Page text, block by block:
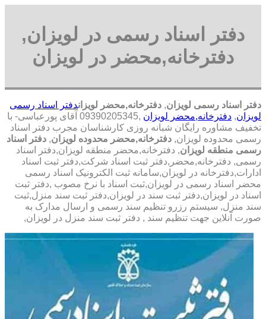
دفتر اسناد رسمی در لویزان,
دفترخانه,محضر در لویزان
دفتر اسناد رسمی لویزان, دفترخانه,محضر لویزاندفتر اسناد رسمی
لویزان, دفترخانه,محضر لویزان
,09390205345 آقای پورعباسی- با
تخفیف مشاوره رايگان شبانه روزی کارشناسان مجرب دفتر اسناد
رسمی محدوده لویزان, دفترخانه,محضر محدوده لویزان, دفتر اسناد
رسمی منطقه لویزان, دفترخانه,محضر منطقه لویزان,دفتر اسناد
رسمی, دفترخانه,محضر,دفتر ثبت اسناد شرکت,دفتر ثبت اسناد
ادارات,دفترخانه در لویزان,سامانه ثبت الکترونیک اسناد رسمی
محضر اسناد رسمی در لویزان,ثبت اسناد با نرخ مصوب ,دفتر ثبت
اسناد در لویزان,دفتر ثبت سند در لویزان,دفتر ثبت سند منزل,ثبت
سند منزل, سیستم رزرو تنظیم سند رسمی و ارسال مدارک به
صورت آنلاین جهت تنظیم سند , دفتر ثبت سند منزل در لویزان,